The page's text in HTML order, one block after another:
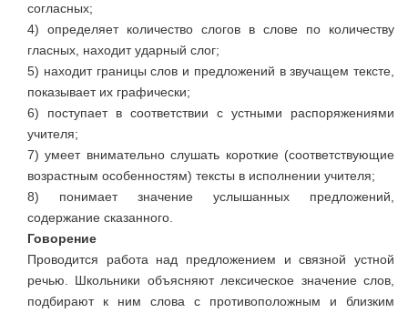
согласных;
4) определяет количество слогов в слове по количеству
гласных, находит ударный слог;
5) находит границы слов и предложений в звучащем тексте,
показывает их графически;
6) поступает в соответствии с устными распоряжениями
учителя;
7) умеет внимательно слушать короткие (соответствующие
возрастным особенностям) тексты в исполнении учителя;
8) понимает значение услышанных предложений,
содержание сказанного.
Говорение
Проводится работа над предложением и связной устной
речью. Школьники объясняют лексическое значение слов,
подбирают к ним слова с противоположным и близким